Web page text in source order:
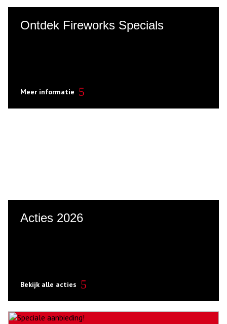
Ontdek Fireworks Specials
Meer informatie
Acties 2026
Bekijk alle acties